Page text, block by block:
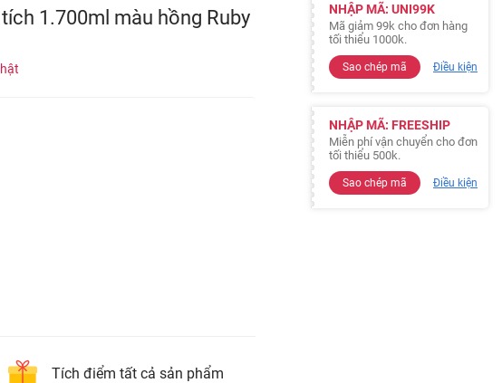
1.700ml màu hồng Ruby
Tích điểm tất cả sản phẩm
NHẬP MÃ: UNI99K
Mã giảm 99k cho đơn hàng
tối thiểu 1000k.
Sao chép mã Điều kiện
NHẬP MÃ: FREESHIP
Miễn phí vận chuyển cho đơn
tối thiểu 500k.
Sao chép mã Điều kiện